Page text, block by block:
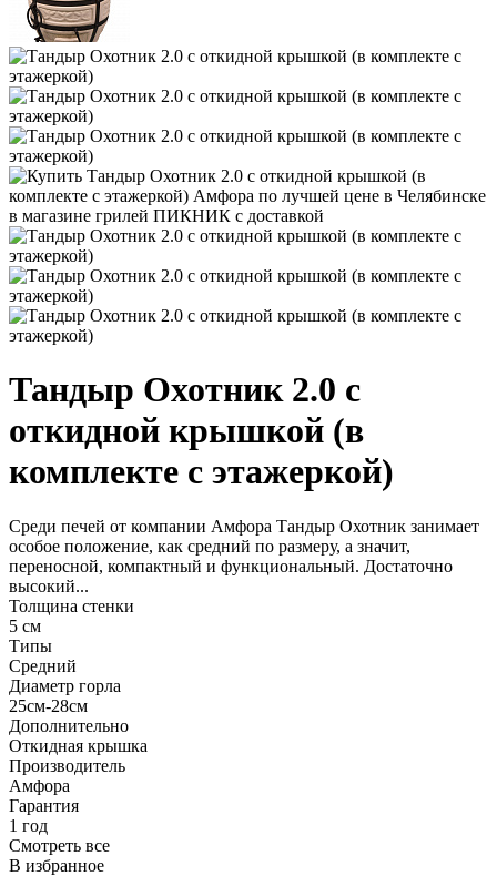
Тандыр Охотник 2.0 с
откидной крышкой (в
комплекте с этажеркой)
Среди печей от компании Амфора Тандыр Охотник занимает
особое положение, как средний по размеру, а значит,
переносной, компактный и функциональный. Достаточно
высокий...
Толщина стенки
5 см
Типы
Средний
Диаметр горла
25см-28см
Дополнительно
Откидная крышка
Производитель
Амфора
Гарантия
1 год
Смотреть все
В избранное